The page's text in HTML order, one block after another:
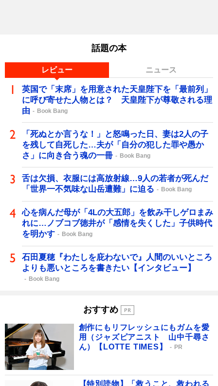
話題の本
レビュー ニュース
英国で「末席」を用意された天皇陛下を「最前列」
に呼び寄せた人物とは？ 天皇陛下が尊敬される理
由
Book Bang
「死ぬとか言うな！」と怒鳴った日、妻は2人の子
を残して自死した…夫が「自分の犯した罪や愚か
さ」に向き合う魂の一冊
Book Bang
舌は欠損、衣服には高放射線…9人の若者が死んだ
「世界一不気味な山岳遭難」に迫る
Book Bang
心を病んだ母が「4Lの大五郎」を飲み干しゲロまみ
れに…ノブコブ徳井が「感情を失くした」子供時代
を明かす
Book Bang
石田夏穂『わたしを庇わないで』人間のいいところ
よりも悪いところを書きたい【インタビュー】
Book Bang
おすすめ
創作にもリフレッシュにもガムを愛
用（ジャズピアニスト 山中千尋さ
ん）【LOTTE TIMES】
PR
【特別読物】「救うこと、救われる